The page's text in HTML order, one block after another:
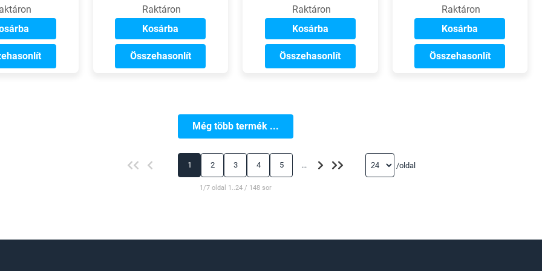
Raktáron
Kosárba
Összehasonlít
Raktáron
Kosárba
Összehasonlít
Raktáron
Kosárba
Összehasonlít
Még több termék ...
1 2 3 4 5 ...
1/7 oldal 1..24 / 148 sor
/oldal